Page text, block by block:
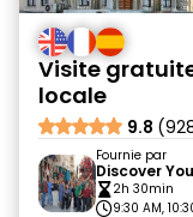
Visite
locale
9.8
Fournie par
Discover
2h 30min
9:30 AM,